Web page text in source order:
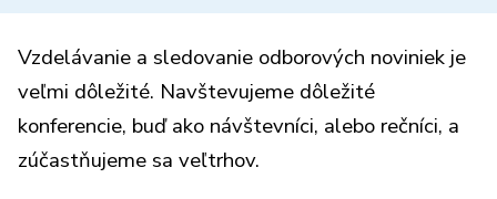
Vzdelávanie a sledovanie odborových noviniek je
veľmi dôležité. Navštevujeme dôležité
konferencie, buď ako návštevníci, alebo rečníci, a
zúčastňujeme sa veľtrhov.